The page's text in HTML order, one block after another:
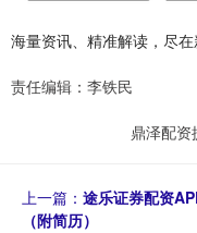
海量资讯、精准解读，尽
责任编辑：李铁民
鼎泽配资
上一篇： 途乐证券配资
（附简历）